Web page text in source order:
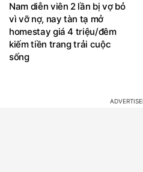
Nam diễn viên 2 lần bị vợ bỏ
vì vỡ nợ, nay tàn tạ mở
homestay giá 4 triệu/đêm
kiếm tiền trang trải cuộc
sống